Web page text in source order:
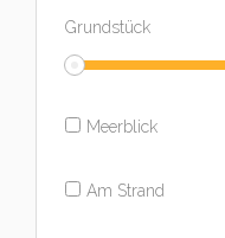
Grundstück
Meerblick
Am Strand